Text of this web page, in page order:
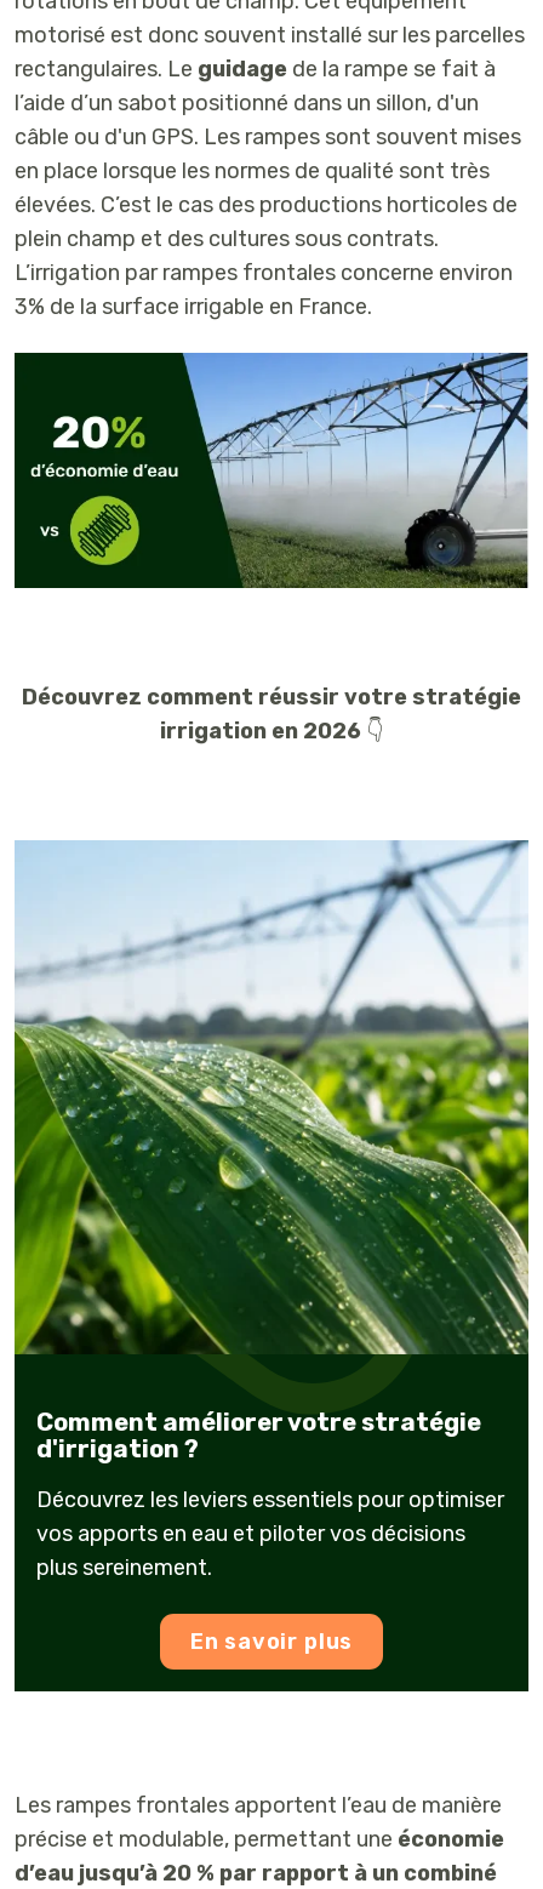
motorisé est donc souvent installé sur les parcelles
rectangulaires. Le guidage de la rampe se fait à
l’aide d’un sabot positionné dans un sillon, d'un
câble ou d'un GPS. Les rampes sont souvent mises
en place lorsque les normes de qualité sont très
élevées. C’est le cas des productions horticoles de
plein champ et des cultures sous contrats.
L’irrigation par rampes frontales concerne environ
3% de la surface irrigable en France.
Découvrez comment réussir votre stratégie
irrigation en 2026 👇
Comment améliorer votre stratégie
d'irrigation ?
Découvrez les leviers essentiels pour optimiser
vos apports en eau et piloter vos décisions
plus sereinement.
En savoir plus
Les rampes frontales apportent l’eau de manière
précise et modulable, permettant une économie
d’eau jusqu’à 20 % par rapport à un combiné